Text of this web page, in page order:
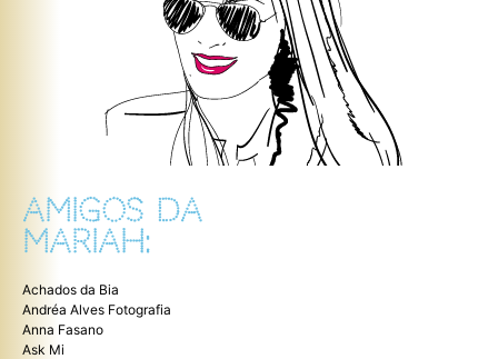
AMIGOS DA
MARIAH:
Achados da Bia
Andréa Alves Fotografia
Anna Fasano
Ask Mi